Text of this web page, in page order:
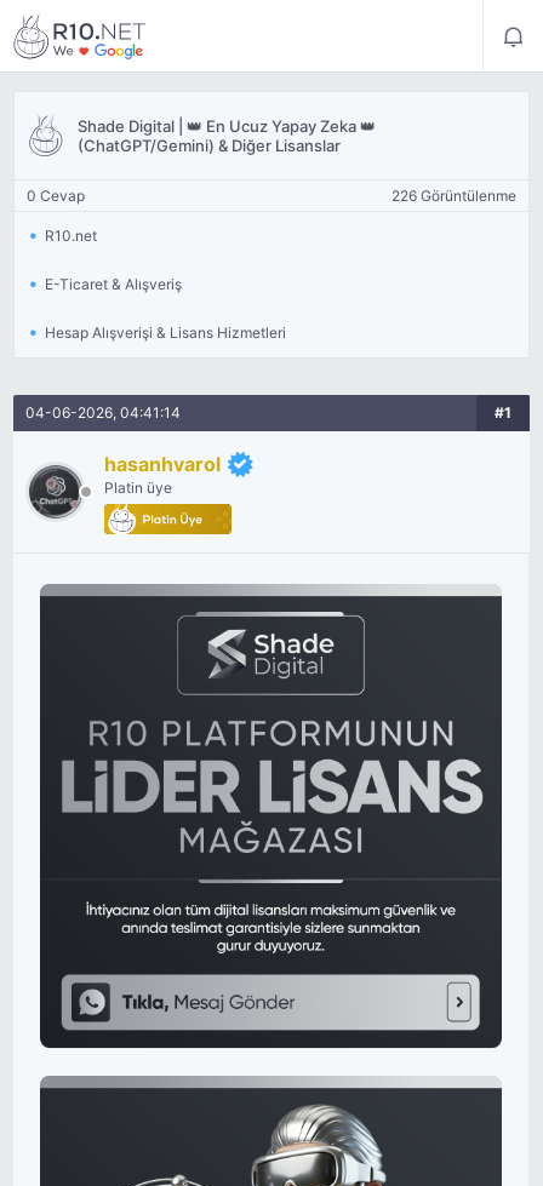
Shade Digital | 👑 En Ucuz Yapay Zeka 👑
(ChatGPT/Gemini) & Diğer Lisanslar
0 Cevap 226 Görüntülenme
R10.net
E-Ticaret & Alışveriş
Hesap Alışverişi & Lisans Hizmetleri
04-06-2026, 04:41:14 #1
hasanhvarol
Platin üye